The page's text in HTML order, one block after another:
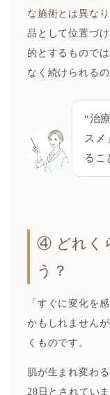
な施術とは異な
品 として位置づ
的とするもので
なく続けられる
“治
スメ
るこ
④ どれく
う？
「すぐに変化を
かもしれません
くものです。
肌が生まれ変わ
28日とされてい